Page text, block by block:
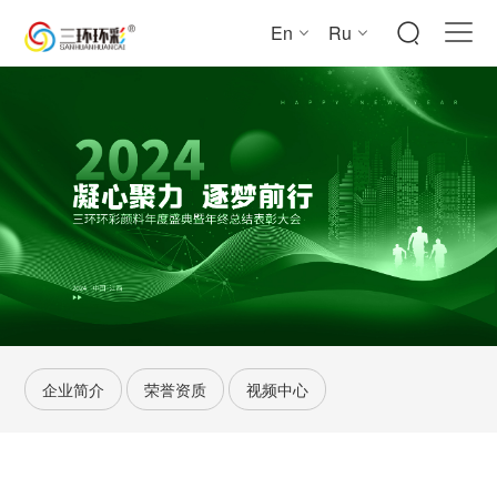
En  Ru  
企业简介 荣誉资质 视频中心